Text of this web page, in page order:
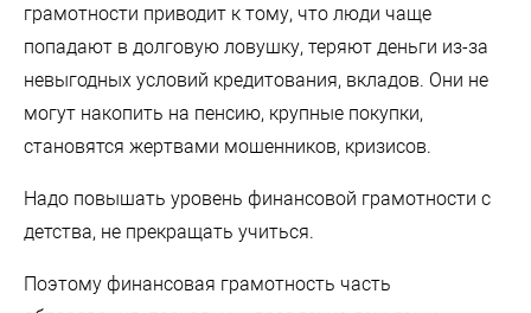
грамотности приводит к тому, что люди чаще
попадают в долговую ловушку, теряют деньги из-за
невыгодных условий кредитования, вкладов. Они не
могут накопить на пенсию, крупные покупки,
становятся жертвами мошенников, кризисов.
Надо повышать уровень финансовой грамотности с
детства, не прекращать учиться.
Поэтому финансовая грамотность часть